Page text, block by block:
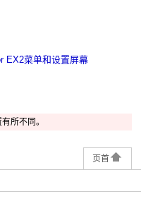
EX2菜单和设置屏幕
所不同。
页首